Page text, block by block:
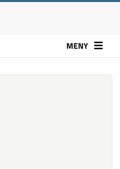
MENY